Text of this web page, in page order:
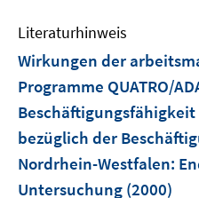
Literaturhinweis
Wirkungen der
Programme QUATRO/
bezüglich der
Nordrhein-Westfalen:
Untersuchung (2000)